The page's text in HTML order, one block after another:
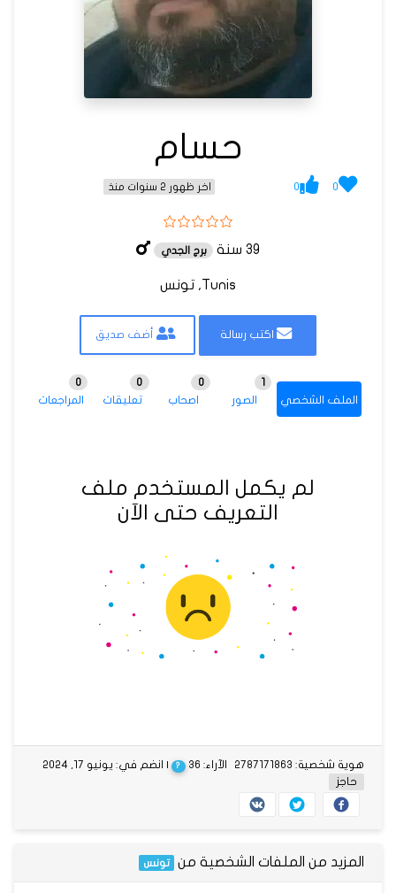
حسام
0
0 اخر ظهور 2 سنوات منذ
39 سنة برج الجدي
Tunis, تونس
اكتب رسالة أضف صديق
الملف الشخصي الصور اصحاب
0
تعليقات
0
المراجعات
0
لم يكمل المستخدم ملف
التعريف حتى الآن
الآراء: 36 ? | انضم في: يونيو 17, 2024
هوية شخصية: 2787171863
حاجز
المزيد من الملفات الشخصية من تونس